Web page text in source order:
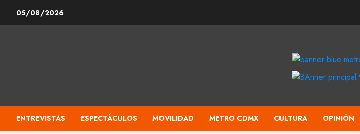
05/08/2026
ENTREVISTAS ESPECTÁCULOS MOVILIDAD METRO CDMX CULTURA OPINIÓN